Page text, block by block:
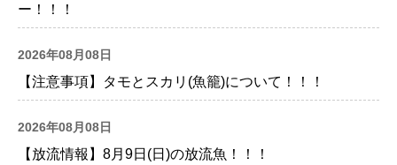
ー！！！
2026年08月08日
【注意事項】タモとスカリ(魚籠)について！！！
2026年08月08日
【放流情報】8月9日(日)の放流魚！！！